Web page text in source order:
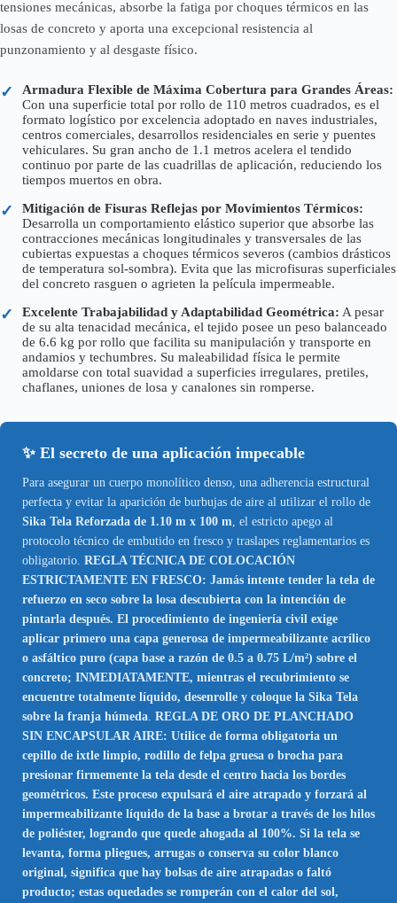
tensiones mecánicas, absorbe la fatiga por choques térmicos en las
losas de concreto y aporta una excepcional resistencia al
punzonamiento y al desgaste físico.
✓
Armadura Flexible de Máxima Cobertura para Grandes Áreas:
Con una superficie total por rollo de 110 metros cuadrados, es el
formato logístico por excelencia adoptado en naves industriales,
centros comerciales, desarrollos residenciales en serie y puentes
vehiculares. Su gran ancho de 1.1 metros acelera el tendido
continuo por parte de las cuadrillas de aplicación, reduciendo los
tiempos muertos en obra.
✓
Mitigación de Fisuras Reflejas por Movimientos Térmicos:
Desarrolla un comportamiento elástico superior que absorbe las
contracciones mecánicas longitudinales y transversales de las
cubiertas expuestas a choques térmicos severos (cambios drásticos
de temperatura sol-sombra). Evita que las microfisuras superficiales
del concreto rasguen o agrieten la película impermeable.
✓ Excelente Trabajabilidad y Adaptabilidad Geométrica: A pesar
de su alta tenacidad mecánica, el tejido posee un peso balanceado
de 6.6 kg por rollo que facilita su manipulación y transporte en
andamios y techumbres. Su maleabilidad física le permite
amoldarse con total suavidad a superficies irregulares, pretiles,
chaflanes, uniones de losa y canalones sin romperse.
✨ El secreto de una aplicación impecable
Para asegurar un cuerpo monolítico denso, una adherencia estructural
perfecta y evitar la aparición de burbujas de aire al utilizar el rollo de
Sika Tela Reforzada de 1.10 m x 100 m , el estricto apego al
protocolo técnico de embutido en fresco y traslapes reglamentarios es
obligatorio. REGLA TÉCNICA DE COLOCACIÓN
ESTRICTAMENTE EN FRESCO: Jamás intente tender la tela de
refuerzo en seco sobre la losa descubierta con la intención de
pintarla después. El procedimiento de ingeniería civil exige
aplicar primero una capa generosa de impermeabilizante acrílico
o asfáltico puro (capa base a razón de 0.5 a 0.75 L/m²) sobre el
concreto; INMEDIATAMENTE, mientras el recubrimiento se
encuentre totalmente líquido, desenrolle y coloque la Sika Tela
sobre la franja húmeda REGLA DE ORO DE PLANCHADO
SIN ENCAPSULAR AIRE: Utilice de forma obligatoria un
cepillo de ixtle limpio, rodillo de felpa gruesa o brocha para
presionar firmemente la tela desde el centro hacia los bordes
geométricos. Este proceso expulsará el aire atrapado y forzará al
impermeabilizante líquido de la base a brotar a través de los hilos
de poliéster, logrando que quede ahogada al 100%. Si la tela se
levanta, forma pliegues, arrugas o conserva su color blanco
original, significa que hay bolsas de aire atrapadas o faltó
producto; estas oquedades se romperán con el calor del sol,